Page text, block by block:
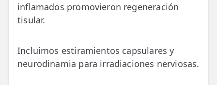
inflamados promovieron regeneración
tisular.
Incluimos estiramientos capsulares y
neurodinamia para irradiaciones nerviosas.